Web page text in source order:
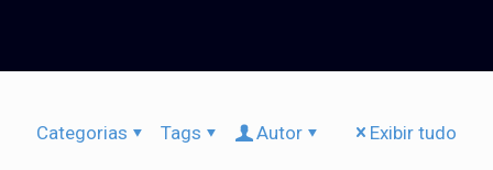
Categorias Tags Autor Exibir tudo